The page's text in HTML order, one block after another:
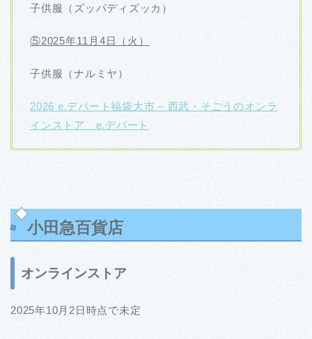
子供服（ズッパディズッカ）
⑤2025年11月4日（火）
子供服（ナルミヤ）
2026 e.デパート福袋大市 – 西武・そごうのオンラ
インストア e.デパート
小田急百貨店
オンラインストア
2025年10月2日時点で未定